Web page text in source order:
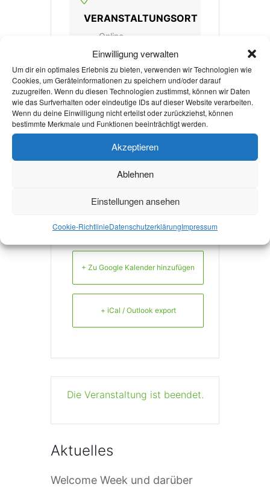
Einwilligung verwalten
Um dir ein optimales Erlebnis zu bieten, verwenden wir Technologien wie
Cookies, um Geräteinformationen zu speichern und/oder darauf
zuzugreifen. Wenn du diesen Technologien zustimmst, können wir Daten
wie das Surfverhalten oder eindeutige IDs auf dieser Website verarbeiten.
Wenn du deine Einwilligung nicht erteilst oder zurückziehst, können
bestimmte Merkmale und Funktionen beeinträchtigt werden.
Akzeptieren
Ablehnen
Einstellungen ansehen
Cookie-RichtlinieDatenschutzerklärungImpressum
VERANSTALTUNGSORT
Online
KATEGORIE
Bildungsveranstaltun
g
Learn more!
+ Zu Google Kalender hinzufügen
+ iCal / Outlook export
Die Veranstaltung ist beendet.
Aktuelles
Welcome Week und darüber